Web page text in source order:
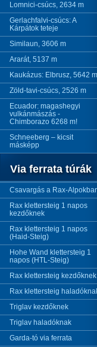
Lomnici-csúcs, 2634 m
Gerlachfalvi-csúcs: A
Kárpátok teteje
Similaun, 3606 m
Ararát, 5137 m
Kaukázus: Elbrusz, 5642 m
Zöld-tavi-csúcs, 2526 m
Ecuador: magashegyi
vulkánmászás -
Chimborazo 6268 m!
Schneeberg – kicsit
másképp
Via ferrata túrák
Csavargás a Rax-
Rax klettersteig 1 napos
kezdőknek
Rax klettersteig 1 napos
(Haid-Steig)
Hohe Wand klettersteig 1
napos (HTL-Steig)
Rax klettersteig kezdőknek
Rax klettersteig
Triglav kezdőknek
Triglav haladóknak
Garda-tó via ferrata